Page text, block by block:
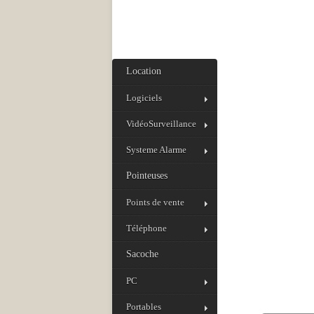
Location
Logiciels
VidéoSurveillance
Systeme Alarme
Pointeuses
Points de vente
Téléphone
Sacoche
PC
Portables